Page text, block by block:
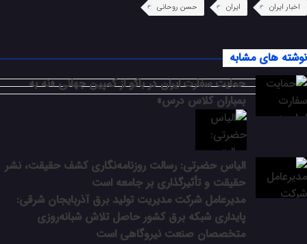
اخبار ایران ایران حسن روحانی
نوشته های مشابه
حمایت سفارت ایران در باکو از کمپین جهانی «نه به
بمباران کلاس درس»
الیاس حضرتی: رسالت روزنامه‌نگاری کشف حقیقت، نشر
حقیقت و تأثیرگذاری بر جامعه است
مدیرعامل شرکت مدیریت تولید برق آذربایجان شرقی:
پایداری شبکه برق کشور حاصل تلاش شبانه‌روزی
متخصصان صنعت نیروگاهی است